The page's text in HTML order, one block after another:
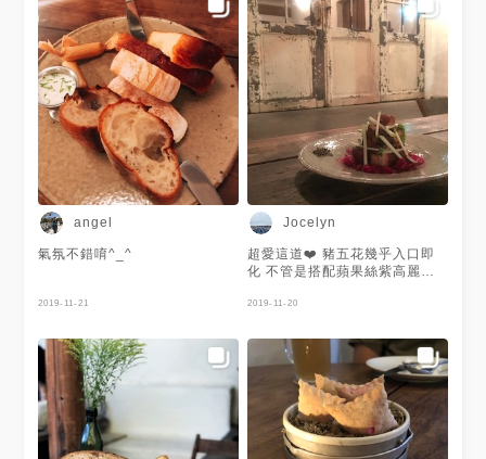
angel
氣氛不錯唷^_^
2019-11-21
Jocelyn
超愛這道❤️ 豬五花幾乎入口即
化 不管是搭配蘋果絲紫高麗菜
吃！
2019-11-20